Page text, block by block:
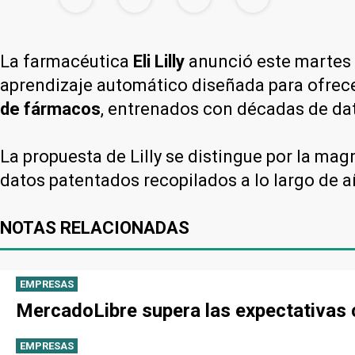
La farmacéutica Eli Lilly anunció este
aprendizaje automático diseñada para
de fármacos, entrenados con décadas de
La propuesta de Lilly se distingue por la
datos patentados recopilados a lo largo de
NOTAS RELACIONADAS
EMPRESAS
MercadoLibre supera las
EMPRESAS